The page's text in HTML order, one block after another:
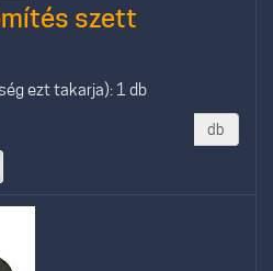
szett
ezt takarja): 1 db
db